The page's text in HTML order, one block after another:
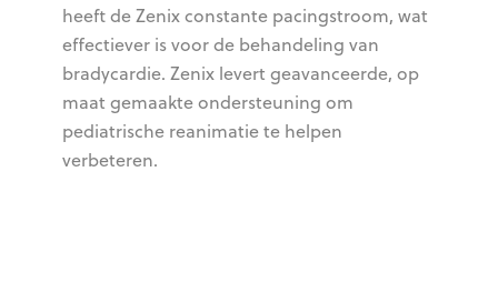
heeft de Zenix constante pacingstroom, wat
effectiever is voor de behandeling van
bradycardie. Zenix levert geavanceerde, op
maat gemaakte ondersteuning om
pediatrische reanimatie te helpen
verbeteren.